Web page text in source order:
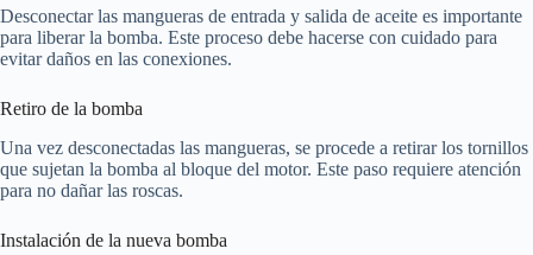
Desconectar las mangueras de entrada y salida de aceite es importante
para liberar la bomba. Este proceso debe hacerse con cuidado para
evitar daños en las conexiones.
Retiro de la bomba
Una vez desconectadas las mangueras, se procede a retirar los tornillos
que sujetan la bomba al bloque del motor. Este paso requiere atención
para no dañar las roscas.
Instalación de la nueva bomba